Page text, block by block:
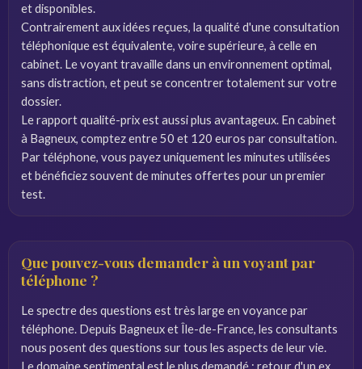
et disponibles.
Contrairement aux idées reçues, la qualité d'une consultation
téléphonique est équivalente, voire supérieure, à celle en
cabinet. Le voyant travaille dans un environnement optimal,
sans distraction, et peut se concentrer totalement sur votre
dossier.
Le rapport qualité-prix est aussi plus avantageux. En cabinet
à Bagneux, comptez entre 50 et 120 euros par consultation.
Par téléphone, vous payez uniquement les minutes utilisées
et bénéficiez souvent de minutes offertes pour un premier
test.
Que pouvez-vous demander à un voyant par
téléphone ?
Le spectre des questions est très large en voyance par
téléphone. Depuis Bagneux et Île-de-France, les consultants
nous posent des questions sur tous les aspects de leur vie.
Le domaine sentimental est le plus demandé : retour d'un ex,